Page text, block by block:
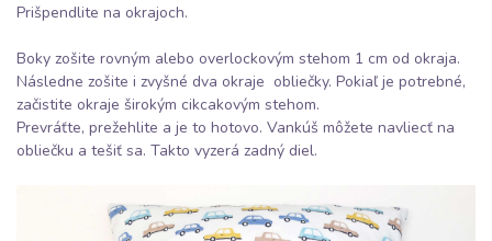
Prišpendlite na okrajoch.
Boky zošite rovným alebo overlockovým stehom 1 cm od okraja.
Následne zošite i zvyšné dva okraje obliečky. Pokiaľ je potrebné,
začistite okraje širokým cikcakovým stehom.
Prevráťte, prežehlite a je to hotovo. Vankúš môžete navliecť na
obliečku a tešiť sa. Takto vyzerá zadný diel.